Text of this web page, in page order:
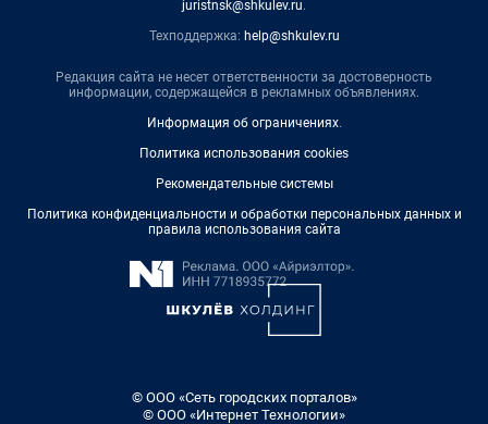
juristnsk@shkulev.ru.
Техподдержка: help@shkulev.ru
Редакция сайта не несет ответственности за достоверность
информации, содержащейся в рекламных объявлениях.
Информация об ограничениях.
Политика использования cookies
Рекомендательные системы
Политика конфиденциальности и обработки персональных данных и
правила использования сайта
© ООО «Сеть городских порталов»
© ООО «Интернет Технологии»